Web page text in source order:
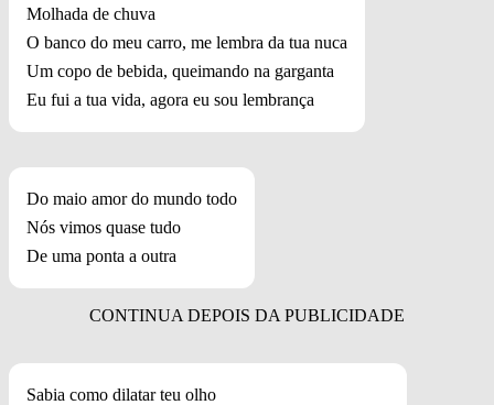
Molhada de chuva
O banco do meu carro, me lembra da tua nuca
Um copo de bebida, queimando na garganta
Eu fui a tua vida, agora eu sou lembrança
Do maio amor do mundo todo
Nós vimos quase tudo
De uma ponta a outra
Sabia como dilatar teu olho